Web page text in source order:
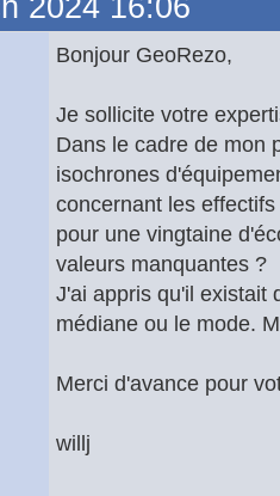
2024 16:06
Bonjour GeoRezo,
Je sollicite votre
Dans le cadre de mon
isochrones
concernant les
pour une vingtaine
valeurs manquantes ?
J'ai appris qu'il existait
médiane ou le mode.
Merci d'avance pour
willj